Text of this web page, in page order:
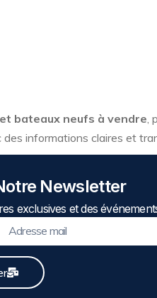
bateaux neufs à vendre,
informations claires et
Newsletter
exclusives et des